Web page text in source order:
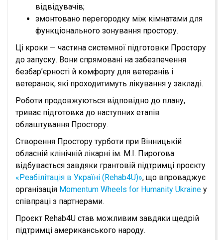
відвідувачів;
змонтовано перегородку між кімнатами для
функціонального зонування простору.
Ці кроки — частина системної підготовки Простору
до запуску. Вони спрямовані на забезпечення
безбар’єрності й комфорту для ветеранів і
ветеранок, які проходитимуть лікування у закладі.
Роботи продовжуються відповідно до плану,
триває підготовка до наступних етапів
облаштування Простору.
Створення Простору турботи при Вінницькій
обласній клінічній лікарні ім. М.І. Пирогова
відбувається завдяки грантовій підтримці проєкту
«Реабілітація в Україні (Rehab4U)», що впроваджує
організація Momentum Wheels for Humanity Ukraine у
співпраці з партнерами.
Проєкт Rehab4U став можливим завдяки щедрій
підтримці американського народу.